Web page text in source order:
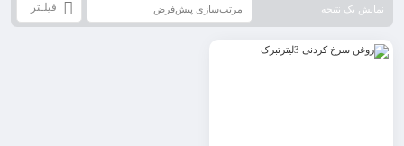
فیلـتر نمایش یک نتیجه